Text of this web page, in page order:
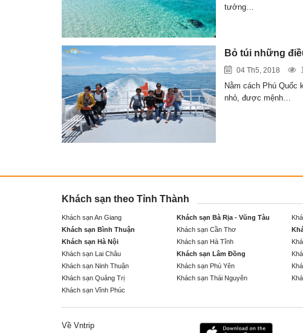
tưởng…
Bỏ túi những
04 Th5, 2018
Nằm cách Phú Quốc
nhỏ, được mệnh…
Khách sạn theo Tỉnh Thành
Khách sạn An Giang Khách sạn Bà Rịa - Vũng Tàu
Khách sạn Bình Thuận
Khách sạn Cần Thơ
Khách sạn Hà Nội
Khách sạn Hà Tĩnh
Khách sạn Lai Châu
Khách sạn Lâm Đồng
Khách sạn Ninh Thuận
Khách sạn Phú Yên
Khách sạn Quảng Trị
Khách sạn Thái Nguyên
Khách sạn Vĩnh Phúc
Về Vntrip